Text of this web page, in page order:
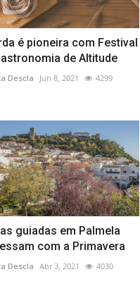
é pioneira com Festival
de Altitude
Descla Jun 8, 2021 4299
guiadas em Palmela
com a Primavera
Descla Abr 3, 2021 4030